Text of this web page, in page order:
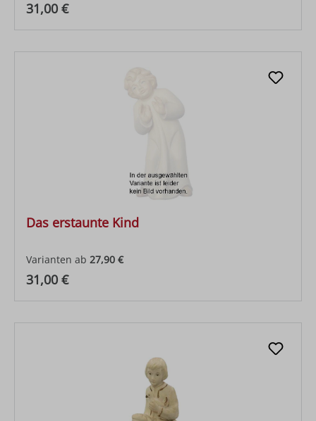
Regulärer Preis:
31,00 €
Das erstaunte Kind
Varianten ab 27,90 €
Regulärer Preis:
31,00 €